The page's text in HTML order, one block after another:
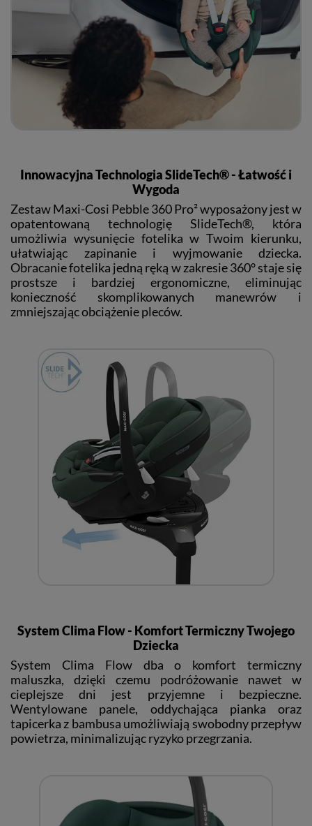
Innowacyjna Technologia SlideTech® - Łatwość i
Wygoda
Zestaw Maxi-Cosi Pebble 360 Pro² wyposażony jest w
opatentowaną technologię SlideTech®, która
umożliwia wysunięcie fotelika w Twoim kierunku,
ułatwiając zapinanie i wyjmowanie dziecka.
Obracanie fotelika jedną ręką w zakresie 360° staje się
prostsze i bardziej ergonomiczne, eliminując
konieczność skomplikowanych manewrów i
zmniejszając obciążenie pleców.
System Clima Flow - Komfort Termiczny Twojego
Dziecka
System Clima Flow dba o komfort termiczny
maluszka, dzięki czemu podróżowanie nawet w
cieplejsze dni jest przyjemne i bezpieczne.
Wentylowane panele, oddychająca pianka oraz
tapicerka z bambusa umożliwiają swobodny przepływ
powietrza, minimalizując ryzyko przegrzania.